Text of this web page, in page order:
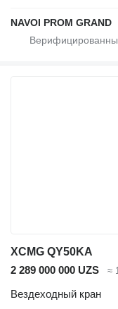
NAVOI PROM GRAND
XCMG QY50KA
2 289 000 000 UZS
≈
Вездеходный кран